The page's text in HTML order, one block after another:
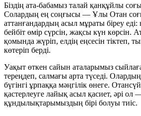
Біздің ата-бабамыз талай қанқұйлы
Солардың ең соңғысы — Ұлы Отан
аттанғандардың асыл мұраты біреу еді:
бейбіт өмір сүрсін, жақсы күн көрсін.
қомында жүріп, елдің еңсесін тіктеп,
көтеріп берді.
Уақыт өткен сайын аталарымыз
тереңдеп, салмағы арта түседі.
бүгінгі ұрпаққа мәңгілік өнеге.
қастерлеуге лайық асыл қасиет, әрі ол
құндылықтарымыздың бірі болуы тиіс.